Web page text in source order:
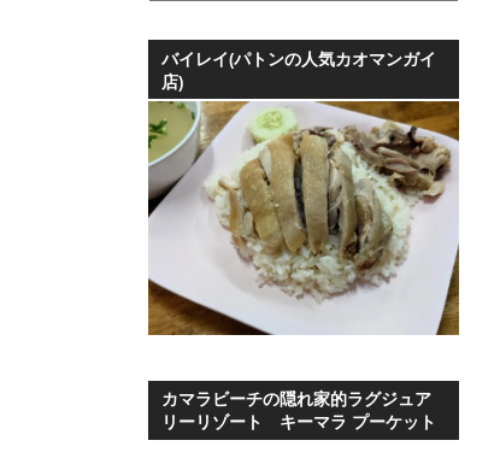
リ
バイレイ(パトンの人気カオマンガイ
店)
カマラビーチの隠れ家的ラグジュア
リーリゾート キーマラ プーケット